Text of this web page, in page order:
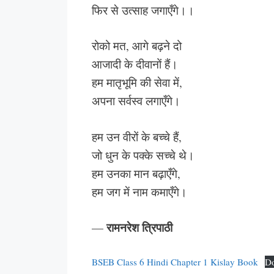
फिर से उत्साह जगाएँगे।।
रोको मत, आगे बढ़ने दो
आजादी के दीवानों हैं।
हम मातृभूमि की सेवा में,
अपना सर्वस्व लगाएँगे।
हम उन वीरों के बच्चे हैं,
जो धुन के पक्के सच्चे थे।
हम उनका मान बढ़ाएँगे,
हम जग में नाम कमाएँगे।
—रामनरेश त्रिपाठी
BSEB Class 6 Hindi Chapter 1 Kislay Book